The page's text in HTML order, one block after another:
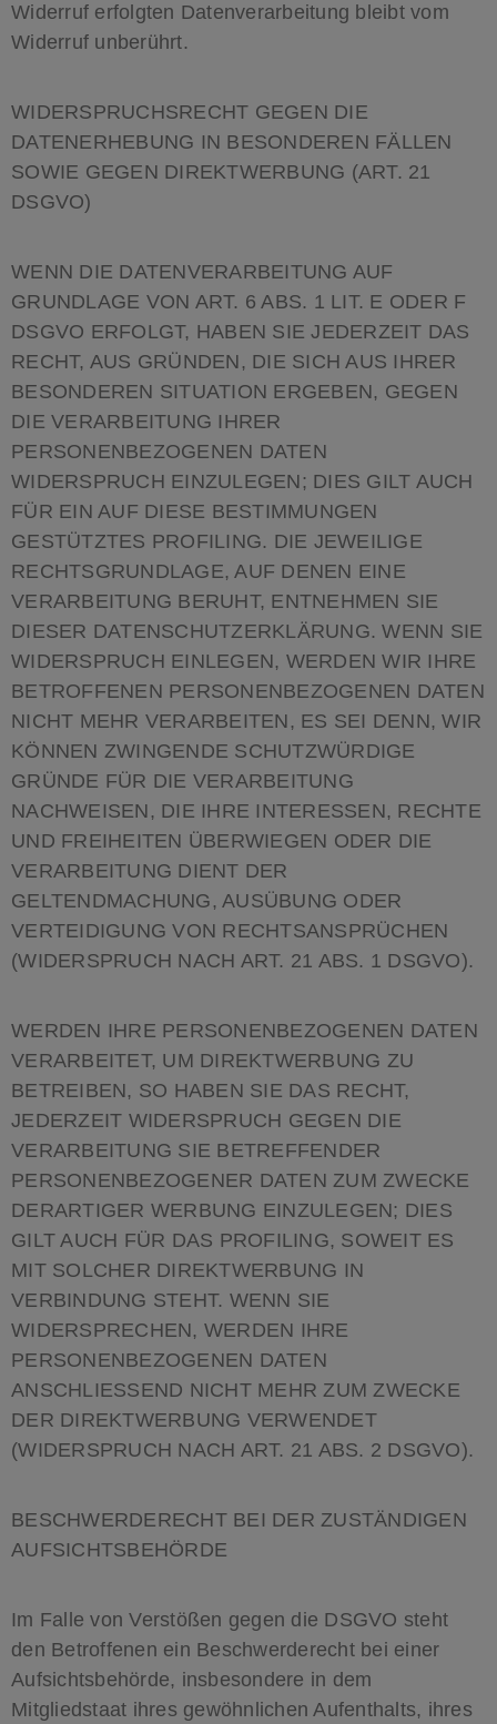
Widerruf erfolgten Datenverarbeitung bleibt vom
Widerruf unberührt.
WIDERSPRUCHSRECHT GEGEN DIE
DATENERHEBUNG IN BESONDEREN FÄLLEN
SOWIE GEGEN DIREKTWERBUNG (ART. 21
DSGVO)
WENN DIE DATENVERARBEITUNG AUF
GRUNDLAGE VON ART. 6 ABS. 1 LIT. E ODER F
DSGVO ERFOLGT, HABEN SIE JEDERZEIT DAS
RECHT, AUS GRÜNDEN, DIE SICH AUS IHRER
BESONDEREN SITUATION ERGEBEN, GEGEN
DIE VERARBEITUNG IHRER
PERSONENBEZOGENEN DATEN
WIDERSPRUCH EINZULEGEN; DIES GILT AUCH
FÜR EIN AUF DIESE BESTIMMUNGEN
GESTÜTZTES PROFILING. DIE JEWEILIGE
RECHTSGRUNDLAGE, AUF DENEN EINE
VERARBEITUNG BERUHT, ENTNEHMEN SIE
DIESER DATENSCHUTZERKLÄRUNG. WENN SIE
WIDERSPRUCH EINLEGEN, WERDEN WIR IHRE
BETROFFENEN PERSONENBEZOGENEN DATEN
NICHT MEHR VERARBEITEN, ES SEI DENN, WIR
KÖNNEN ZWINGENDE SCHUTZWÜRDIGE
GRÜNDE FÜR DIE VERARBEITUNG
NACHWEISEN, DIE IHRE INTERESSEN, RECHTE
UND FREIHEITEN ÜBERWIEGEN ODER DIE
VERARBEITUNG DIENT DER
GELTENDMACHUNG, AUSÜBUNG ODER
VERTEIDIGUNG VON RECHTSANSPRÜCHEN
(WIDERSPRUCH NACH ART. 21 ABS. 1 DSGVO).
WERDEN IHRE PERSONENBEZOGENEN DATEN
VERARBEITET, UM DIREKTWERBUNG ZU
BETREIBEN, SO HABEN SIE DAS RECHT,
JEDERZEIT WIDERSPRUCH GEGEN DIE
VERARBEITUNG SIE BETREFFENDER
PERSONENBEZOGENER DATEN ZUM ZWECKE
DERARTIGER WERBUNG EINZULEGEN; DIES
GILT AUCH FÜR DAS PROFILING, SOWEIT ES
MIT SOLCHER DIREKTWERBUNG IN
VERBINDUNG STEHT. WENN SIE
WIDERSPRECHEN, WERDEN IHRE
PERSONENBEZOGENEN DATEN
ANSCHLIESSEND NICHT MEHR ZUM ZWECKE
DER DIREKTWERBUNG VERWENDET
(WIDERSPRUCH NACH ART. 21 ABS. 2 DSGVO).
BESCHWERDERECHT BEI DER ZUSTÄNDIGEN
AUFSICHTSBEHÖRDE
Im Falle von Verstößen gegen die DSGVO steht
den Betroffenen ein Beschwerderecht bei einer
Aufsichtsbehörde, insbesondere in dem
Mitgliedstaat ihres gewöhnlichen Aufenthalts, ihres